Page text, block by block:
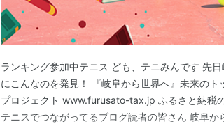
ランキング参加中テニス ども、テニみんです 先
にこんなのを発見！ 『岐阜から世界へ』未来の
プロジェクト www.furusato-tax.jp ふるさと納税
テニスでつながってるブログ読者の皆さん 岐阜